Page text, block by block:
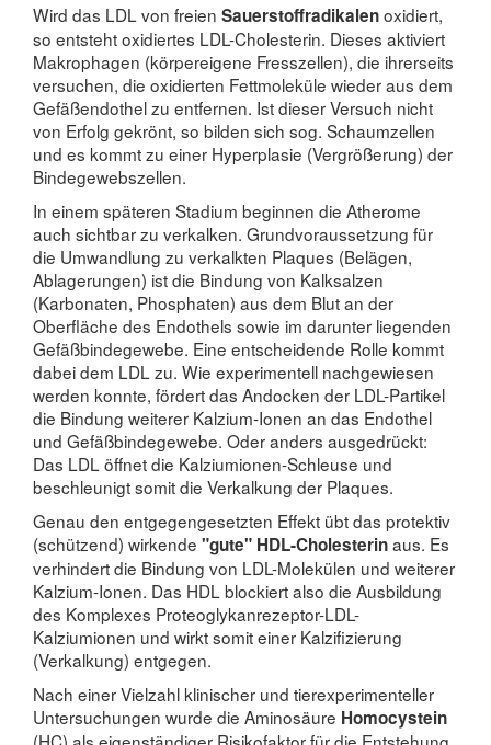
Wird das LDL von freien Sauerstoffradikalenoxidiert,
so entsteht oxidiertes LDL-Cholesterin. Dieses aktiviert
Makrophagen (körpereigene Fresszellen), die ihrerseits
versuchen, die oxidierten Fettmoleküle wieder aus dem
Gefäßendothel zu entfernen. Ist dieser Versuch nicht
von Erfolg gekrönt, so bilden sich sog. Schaumzellen
und es kommt zu einer Hyperplasie (Vergrößerung) der
Bindegewebszellen.
In einem späteren Stadium beginnen die Atherome
auch sichtbar zu verkalken. Grundvoraussetzung für
die Umwandlung zu verkalkten Plaques (Belägen,
Ablagerungen) ist die Bindung von Kalksalzen
(Karbonaten, Phosphaten) aus dem Blut an der
Oberfläche des Endothels sowie im darunter liegenden
Gefäßbindegewebe. Eine entscheidende Rolle kommt
dabei dem LDL zu. Wie experimentell nachgewiesen
werden konnte, fördert das Andocken der LDL-Partikel
die Bindung weiterer Kalzium-Ionen an das Endothel
und Gefäßbindegewebe. Oder anders ausgedrückt:
Das LDL öffnet die Kalziumionen-Schleuse und
beschleunigt somit die Verkalkung der Plaques.
Genau den entgegengesetzten Effekt übt das protektiv
(schützend) wirkende "gute" HDL-Cholesterinaus. Es
verhindert die Bindung von LDL-Molekülen und weiterer
Kalzium-Ionen. Das HDL blockiert also die Ausbildung
des Komplexes Proteoglykanrezeptor-LDL-
Kalziumionen und wirkt somit einer Kalzifizierung
(Verkalkung) entgegen.
Nach einer Vielzahl klinischer und tierexperimenteller
Untersuchungen wurde die Aminosäure Homocystein
(HC) als eigenständiger Risikofaktor für die Entstehung